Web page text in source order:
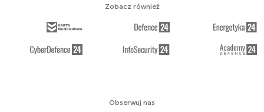
Obserwuj nas
Zobacz również